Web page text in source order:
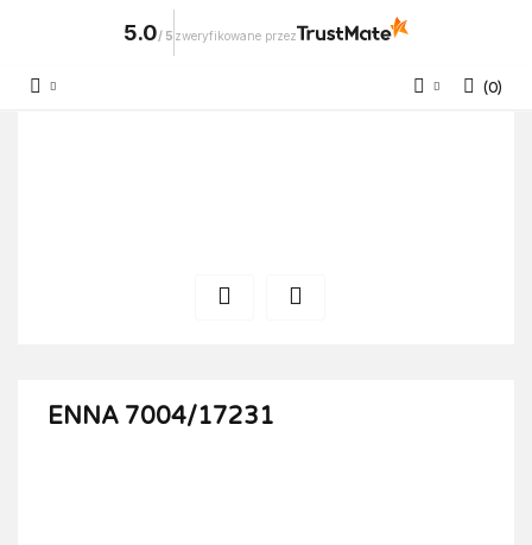
5.0/ 5 zweryfikowane przez
(0)
ENNA 7004/17231